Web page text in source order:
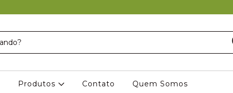
Produtos Contato Quem Somos